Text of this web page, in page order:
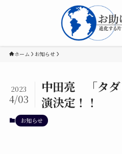
ホーム お知らせ
中田亮 「タダ
演決定！！
2023
4/03
お知らせ